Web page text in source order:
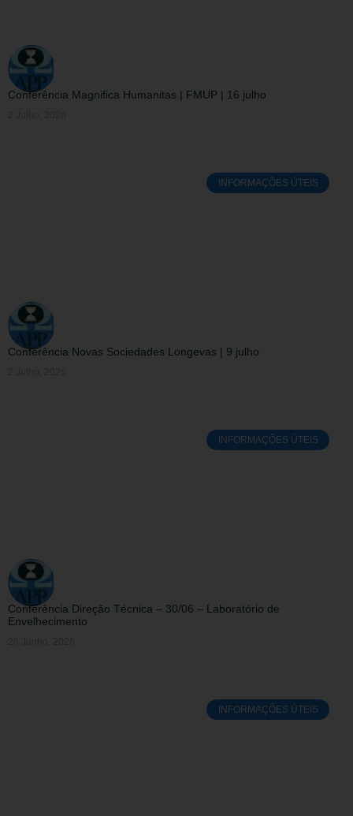
Conferência Magnifica Humanitas | FMUP | 16 julho
INFORMAÇÕES ÚTEIS
Conferência Novas Sociedades Longevas | 9 julho
INFORMAÇÕES ÚTEIS
Conferência Direção Técnica – 30/06 – Laboratório de
Envelhecimento
INFORMAÇÕES ÚTEIS